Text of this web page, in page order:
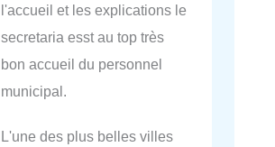
l'accueil et les explications le
secretaria esst au top très
bon accueil du personnel
municipal.
L'une des plus belles villes